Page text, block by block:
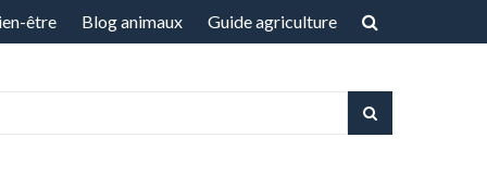
être Blog animaux Guide agriculture